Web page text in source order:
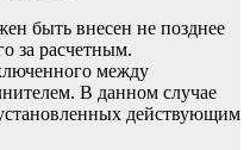
быть внесен не позднее
за расчетным.
между
В данном случае
действующим